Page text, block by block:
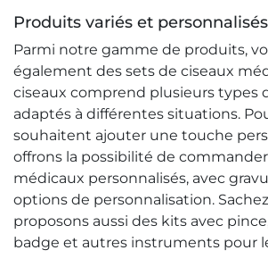
Produits variés et personnalisés
Parmi notre gamme de produits,
également des sets de ciseaux
ciseaux comprend plusieurs types
adaptés à différentes situations.
souhaitent ajouter une touche
offrons la possibilité de
médicaux personnalisés, avec
options de personnalisation.
proposons aussi des kits avec
badge et autres instruments pour